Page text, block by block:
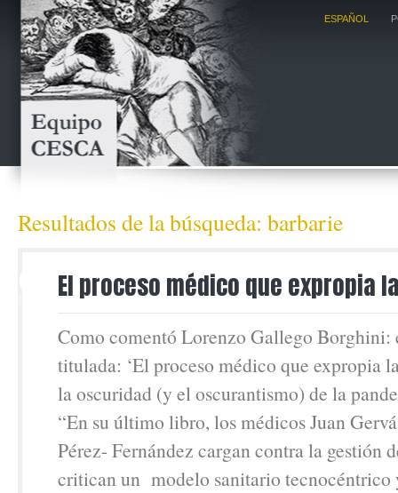
ESPAÑOL
Resultados de la búsqueda: barbarie
El proceso médico que expropia
Como comentó Lorenzo Gallego Borghini:
titulada: ‘El proceso médico que expropia
la oscuridad (y el oscurantismo) de la
“En su último libro, los médicos Juan
Pérez- Fernández cargan contra la gestión
critican un modelo sanitario tecnocéntrico